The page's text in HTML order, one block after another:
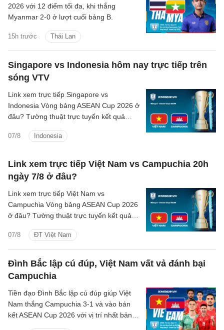
15h trước Thái Lan
2026 với 12 điểm tối đa, khi thắng
Myanmar 2-0 ở lượt cuối bảng B.
Singapore vs Indonesia hôm nay trực tiếp trên
sóng VTV
07/8 Indonesia
Link xem trực tiếp Singapore vs
Indonesia Vòng bảng ASEAN Cup 2026 ở
đâu? Tường thuật trực tuyến kết quả
kênh phát sóng nào?
Link xem trực tiếp Việt Nam vs Campuchia 20h
ngày 7/8 ở đâu?
07/8 ĐT Việt Nam
Link xem trực tiếp Việt Nam vs
Campuchia Vòng bảng ASEAN Cup 2026
ở đâu? Tường thuật trực tuyến kết quả
kênh phát sóng nào?
Đình Bắc lập cú đúp, Việt Nam vất vả đánh bại
Campuchia
Tiền đạo Đình Bắc lập cú đúp giúp Việt
Nam thắng Campuchia 3-1 và vào bán
kết ASEAN Cup 2026 với vị trí nhất bảng